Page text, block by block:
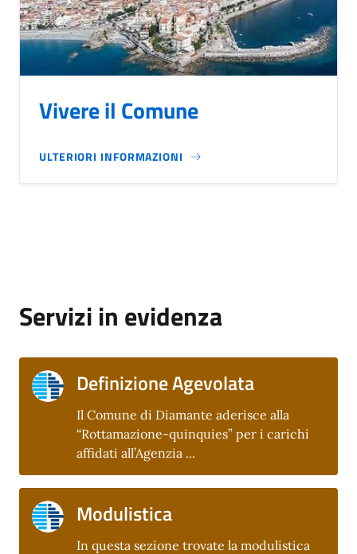
Vivere il Comune
ULTERIORI INFORMAZIONI
Servizi in evidenza
Definizione Agevolata
Il Comune di Diamante aderisce alla
“Rottamazione-quinquies” per i carichi
affidati all’Agenzia ...
Modulistica
In questa sezione trovate la modulistica